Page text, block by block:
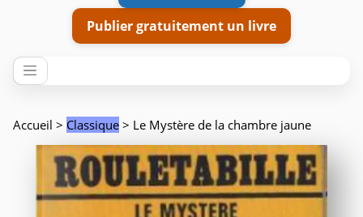
Publier gratuitement un livre
Accueil > Classique > Le Mystère de la chambre jaune